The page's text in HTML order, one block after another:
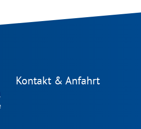
Kontakt & Anfahrt